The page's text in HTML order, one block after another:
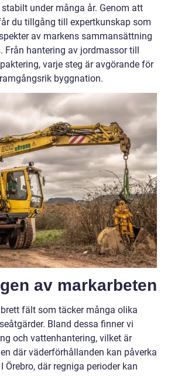
under många år. Genom att
du tillgång till expertkunskap som
av markens sammansättning
Från hantering av jordmassor till
varje steg är avgörande för
byggnation.
av markarbeten
fält som täcker många olika
Bland dessa finner vi
och vattenhantering, vilket är
där väderförhållanden kan påverka
Örebro, där regniga perioder kan